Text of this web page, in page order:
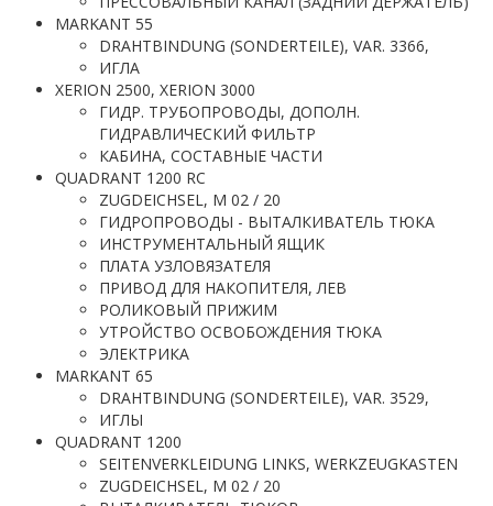
MARKANT 55
DRAHTBINDUNG (SONDERTEILE), VAR. 3366,
ИГЛА
XERION 2500, XERION 3000
ГИДР. ТРУБОПРОВОДЫ, ДОПОЛН.
ГИДРАВЛИЧЕСКИЙ ФИЛЬТР
КАБИНА, СОСТАВНЫЕ ЧАСТИ
QUADRANT 1200 RC
ZUGDEICHSEL, M 02 / 20
ГИДРОПРОВОДЫ - ВЫТАЛКИВАТЕЛЬ ТЮКА
ИНСТРУМЕНТАЛЬНЫЙ ЯЩИК
ПЛАТА УЗЛОВЯЗАТЕЛЯ
ПРИВОД ДЛЯ НАКОПИТЕЛЯ, ЛЕВ
РОЛИКОВЫЙ ПРИЖИМ
УТРОЙСТВО ОСВОБОЖДЕНИЯ ТЮКА
ЭЛЕКТРИКА
MARKANT 65
DRAHTBINDUNG (SONDERTEILE), VAR. 3529,
ИГЛЫ
QUADRANT 1200
SEITENVERKLEIDUNG LINKS, WERKZEUGKASTEN
ZUGDEICHSEL, M 02 / 20